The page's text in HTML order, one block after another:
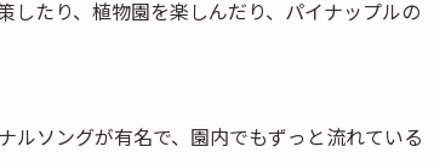
たり、植物園を楽しんだり、パイナップルの
ソングが有名で、園内でもずっと流れている